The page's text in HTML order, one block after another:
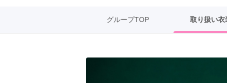
岐阜県(85)
三重県(76)
長野
新潟県(65)
関西
グループTOP 取り扱い衣